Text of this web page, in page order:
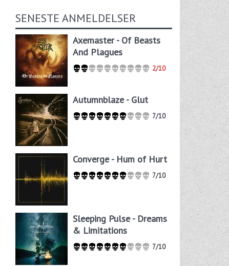
SENESTE ANMELDELSER
Axemaster - Of Beasts
And Plagues
2/10
Autumnblaze - Glut
7/10
Converge - Hum of Hurt
7/10
Sleeping Pulse - Dreams
& Limitations
7/10